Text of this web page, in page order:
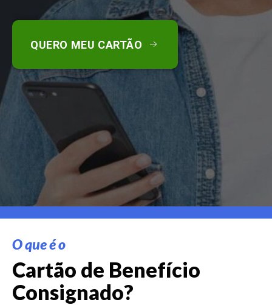
QUERO MEU CARTÃO
O que é o
Cartão de Benefício
Consignado?